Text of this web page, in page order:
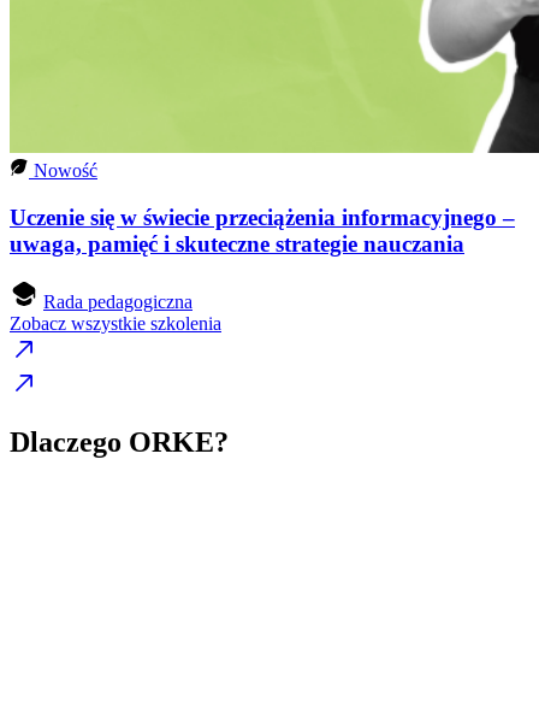
Nowość
Uczenie się w świecie przeciążenia informacyjnego –
uwaga, pamięć i skuteczne strategie nauczania
Rada pedagogiczna
Zobacz wszystkie szkolenia
Dlaczego ORKE?